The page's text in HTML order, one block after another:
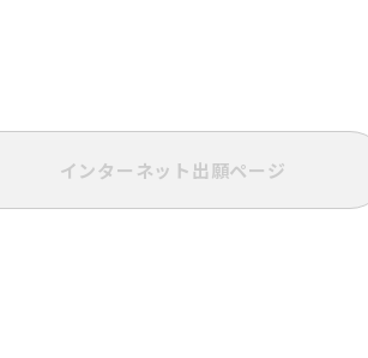
インターネット出願ページ